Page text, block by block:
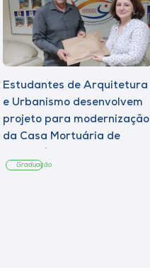
Estudantes de Arquitetura
e Urbanismo desenvolvem
projeto para modernização
da Casa Mortuária de
Graduação